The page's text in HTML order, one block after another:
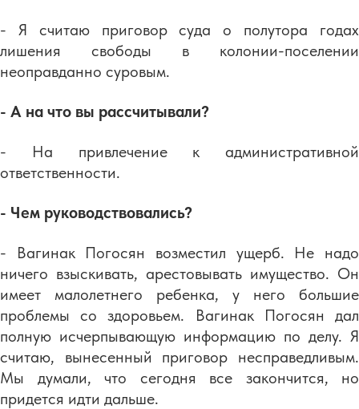
- Я считаю приговор суда о полутора годах
лишения свободы в колонии-поселении
неоправданно суровым.
- А на что вы рассчитывали?
- На привлечение к административной
ответственности.
- Чем руководствовались?
- Вагинак Погосян возместил ущерб. Не надо
ничего взыскивать, арестовывать имущество. Он
имеет малолетнего ребенка, у него большие
проблемы со здоровьем. Вагинак Погосян дал
полную исчерпывающую информацию по делу. Я
считаю, вынесенный приговор несправедливым.
Мы думали, что сегодня все закончится, но
придется идти дальше.